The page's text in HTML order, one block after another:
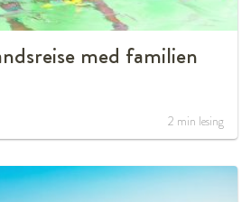
med familien
2 min lesing